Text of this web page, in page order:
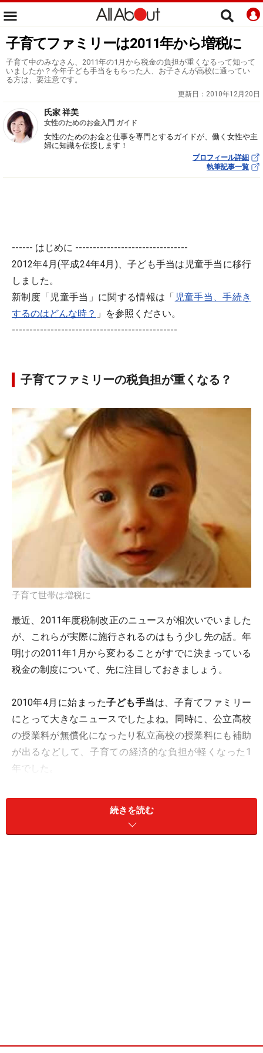
子育てファミリーは2011年から増税に
子育て中のみなさん、2011年の1月から税金の負担が重くなるって知って
いましたか？今年子ども手当をもらった人、お子さんが高校に通ってい
る方は、要注意です。
更新日： 2010年12月20日
氏家 祥美
女性のためのお金入門 ガイド
女性のためのお金と仕事を専門とするガイドが、働く女性や主
婦に知識を伝授します！
プロフィール詳細
執筆記事一覧
------ はじめに --------------------------------
2012年4月(平成24年4月)、子ども手当は児童手当に移行
しました。
新制度「児童手当」に関する情報は「 児童手当、手続き
するのはどんな時？ 」を参照ください。
-----------------------------------------------
子育てファミリーの税負担が重くなる？
子育て世帯は増税に
最近、2011年度税制改正のニュースが相次いでいました
が、これらが実際に施行されるのはもう少し先の話。年
明けの2011年1月から変わることがすでに決まっている
税金の制度について、先に注目しておきましょう。
2010年4月に始まった子ども手当は、子育てファミリー
にとって大きなニュースでしたよね。同時に、公立高校
の授業料が無償化になったり私立高校の授業料にも補助
が出るなどして、子育ての経済的な負担が軽くなった1
年でした。
ところが、それらの制度が決まったときに、子育てファ
ミリーの税負担が重くなる 扶養控除の見直し
いたって気がついていましたか？
続きを読む